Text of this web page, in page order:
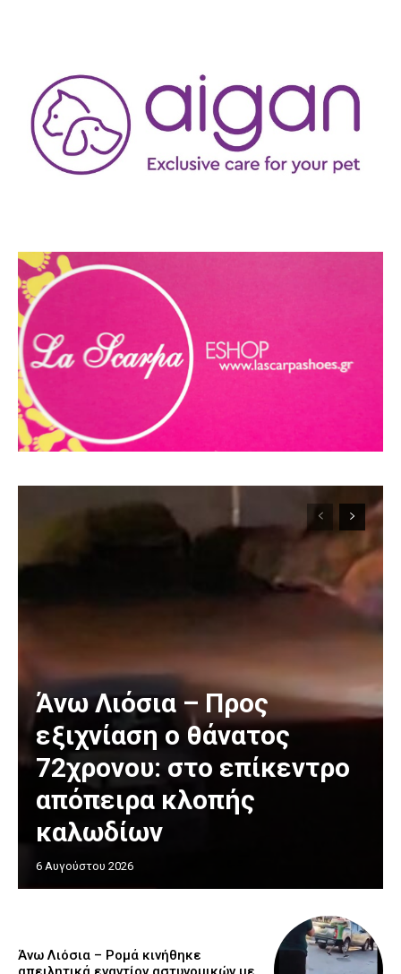
Άνω Λιόσια – Προς
εξιχνίαση ο θάνατος
72χρονου: στο επίκεντρο
απόπειρα κλοπής
καλωδίων
6 Αυγούστου 2026
Άνω Λιόσια – Ρομά κινήθηκε